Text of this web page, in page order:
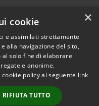
di feedback
© 2026 • Comune di
Municipium•
Accesso
×
cookie
e assimilati strettamente
alla navigazione del sito,
al solo fine di elaborare
e anonime.
policy al seguente link
RIFIUTA TUTTO